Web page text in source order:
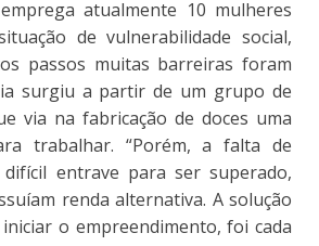
atualmente 10 mulheres
de vulnerabilidade social,
passos muitas barreiras foram
surgiu a partir de um grupo de
via na fabricação de doces uma
trabalhar. “Porém, a falta de
entrave para ser superado,
renda alternativa. A solução
o empreendimento, foi cada